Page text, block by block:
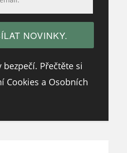
Přečtěte si
Cookies a Osobních